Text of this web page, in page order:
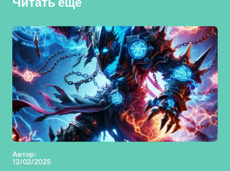
Автор:
12/02/2025